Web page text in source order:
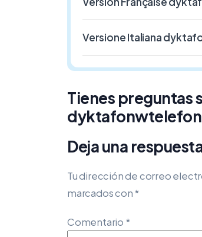
Versione Italiana
Tienes preguntas
Deja una
Tu dirección de correo
marcados con*
Comentario *